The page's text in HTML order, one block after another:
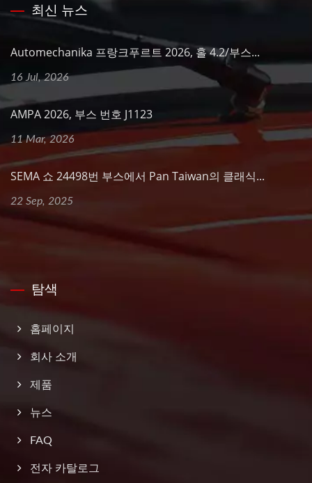
최신 뉴스
Automechanika 프랑크푸르트 2026, 홀 4.2/부스...
16 Jul, 2026
AMPA 2026, 부스 번호 J1123
11 Mar, 2026
SEMA 쇼 24498번 부스에서 Pan Taiwan의 클래식...
22 Sep, 2025
탐색
홈페이지
회사 소개
제품
뉴스
FAQ
전자 카탈로그